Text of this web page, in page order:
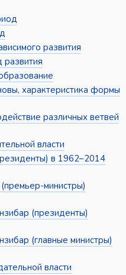
развития
характеристика формы
различных ветвей
власти
в 1962–2014
министры)
(президенты)
(главные министры)
власти